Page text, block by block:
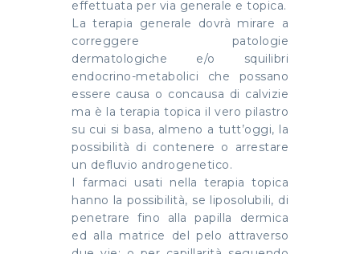
effettuata per via generale e topica.
La terapia generale dovrà mirare a
correggere patologie
dermatologiche e/o squilibri
endocrino-metabolici che possano
essere causa o concausa di calvizie
ma è la terapia topica il vero pilastro
su cui si basa, almeno a tutt’oggi, la
possibilità di contenere o arrestare
un defluvio androgenetico.
I farmaci usati nella terapia topica
hanno la possibilità, se liposolubili, di
penetrare fino alla papilla dermica
ed alla matrice del pelo attraverso